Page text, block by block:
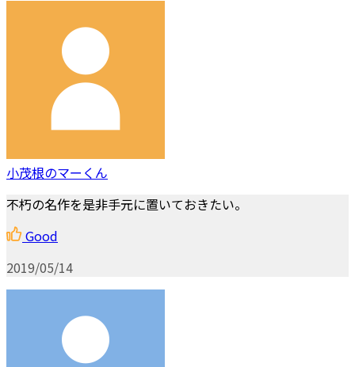
小茂根のマーくん
不朽の名作を是非手元に置いておきたい。
Good
2019/05/14